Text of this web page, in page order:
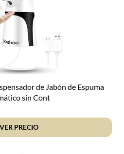
de Jabón de Espuma
sin Cont
VER PRECIO